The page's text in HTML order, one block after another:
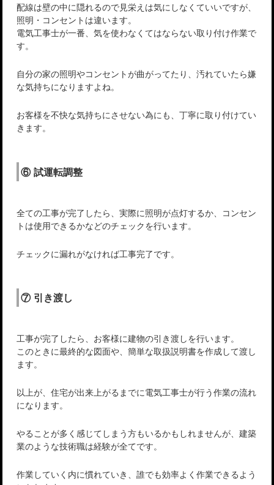
配線は壁の中に隠れるので見栄えは気にしなくていいですが、
照明・コンセントは違います。
電気工事士が一番、気を使わなくてはならない取り付け作業で
す。
自分の家の照明やコンセントが曲がってたり、汚れていたら嫌
な気持ちになりますよね。
お客様を不快な気持ちにさせない為にも、丁寧に取り付けてい
きます。
⑥ 試運転調整
全ての工事が完了したら、実際に照明が点灯するか、コンセン
トは使用できるかなどのチェックを行います。
チェックに漏れがなければ工事完了です。
⑦ 引き渡し
工事が完了したら、お客様に建物の引き渡しを行います。
このときに最終的な図面や、簡単な取扱説明書を作成して渡し
ます。
以上が、住宅が出来上がるまでに電気工事士が行う作業の流れ
になります。
やることが多く感じてしまう方もいるかもしれませんが、建築
業のような技術職は経験が全てです。
作業していく内に慣れていき、誰でも効率よく作業できるよう